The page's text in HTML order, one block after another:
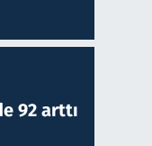
92 arttı